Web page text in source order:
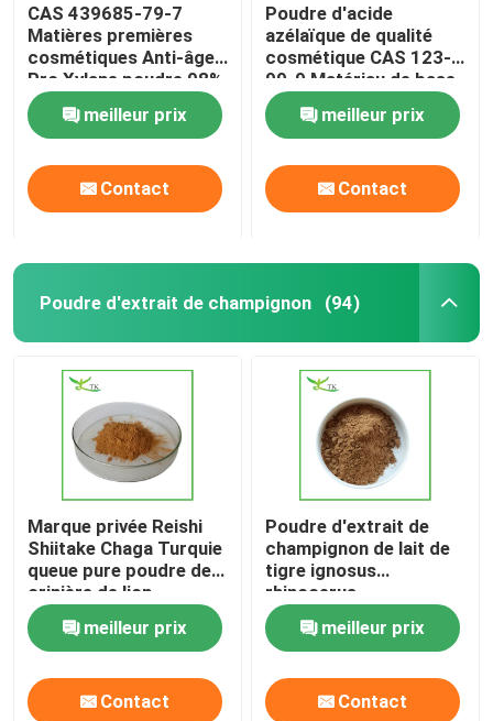
CAS 439685-79-7
Matières premières
cosmétiques Anti-âge
Pro Xylane poudre 98%
de pureté
meilleur prix
Contact
Poudre d'acide
azélaïque de qualité
cosmétique CAS 123-
99-9 Matériau de base
pour l'élimination de
l'acné meilleur prix
Contact
Poudre d'extrait de champignon (94)
Marque privée Reishi
Shiitake Chaga Turquie
queue pure poudre de
crinière de lion
meilleur prix
Contact
Poudre d'extrait de
champignon de lait de
tigre ignosus
rhinocerus
meilleur prix
Contact